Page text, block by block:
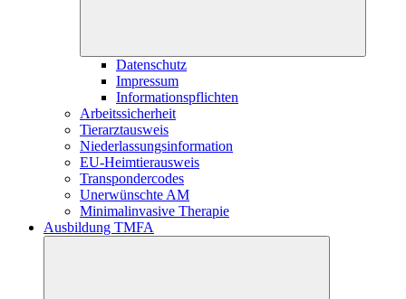
Datenschutz
Impressum
Informationspflichten
Arbeitssicherheit
Tierarztausweis
Niederlassungsinformation
EU-Heimtierausweis
Transpondercodes
Unerwünschte AM
Minimalinvasive Therapie
Ausbildung TMFA